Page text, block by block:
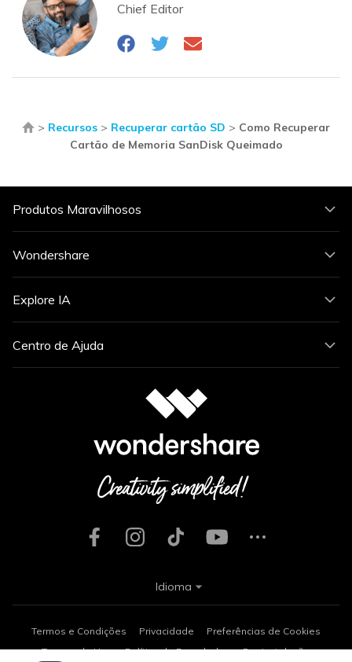
Chief Editor
> Recursos > Recuperar cartão SD > Como Recuperar
Cartão de Memoria SanDisk Queimado
Produtos Maravilhosos
Wondershare
Explore IA
Centro de Ajuda
Termos e Condições Privacidade
Preferências de Cookies
Termos de Uso
Política de Reembolso Desinstalação
Idioma